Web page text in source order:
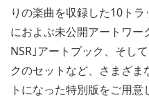
りの楽曲を収録した10ト
におよぶ未公開アートワ
NSR｣アートブック、そし
クのセットなど、さまざ
トになった特別版をご用意